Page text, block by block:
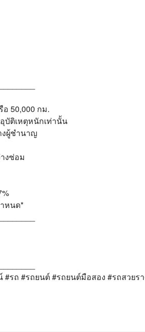
อ 50,000 กม.
บัติเหตุหนักเท่านั้น
งผู้ชำนาญ
งซ่อม
หนด*
รถ #รถยนต์ #รถยนต์มือสอง #รถสวยร